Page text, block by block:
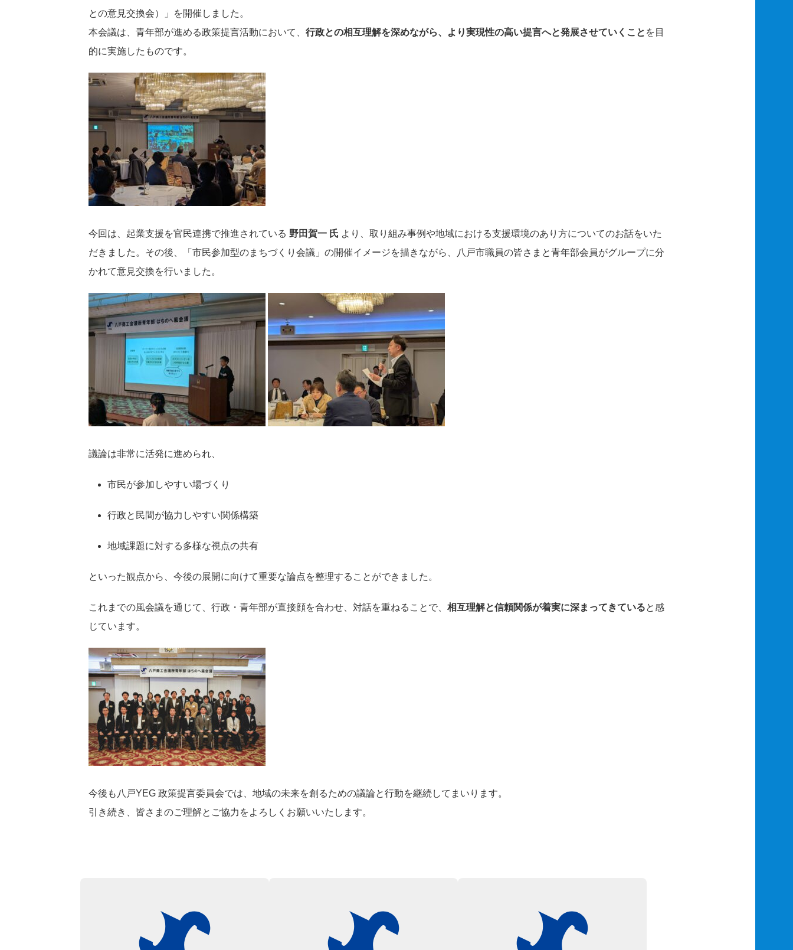
との意見交換会）」を開催しました。
本会議は、青年部が進める政策提言活動において、 行政との相互理解を深めながら、より実現性の高い提言へと発展させていくこと を目
的に実施したものです。
今回は、起業支援を官民連携で推進されている 野田賀一 氏 より、取り組み事例や地域における支援環境のあり方についてのお話をいた
だきました。その後、「市民参加型のまちづくり会議」の開催イメージを描きながら、八戸市職員の皆さまと青年部会員がグループに分
かれて意見交換を行いました。
議論は非常に活発に進められ、
市民が参加しやすい場づくり
行政と民間が協力しやすい関係構築
地域課題に対する多様な視点の共有
といった観点から、今後の展開に向けて重要な論点を整理することができました。
これまでの風会議を通じて、行政・青年部が直接顔を合わせ、対話を重ねることで、 相互理解と信頼関係が着実に深まってきていると感
じています。
今後も八戸YEG 政策提言委員会では、地域の未来を創るための議論と行動を継続してまいります。
引き続き、皆さまのご理解とご協力をよろしくお願いいたします。